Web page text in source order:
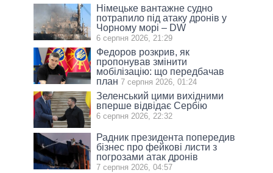
Німецьке вантажне судно
потрапило під атаку дронів у
Чорному морі – DW
6 серпня 2026, 21:29
Федоров розкрив, як
пропонував змінити
мобілізацію: що передбачав
план 7 серпня 2026, 01:24
Зеленський цими вихідними
вперше відвідає Сербію
6 серпня 2026, 22:32
Радник президента попередив
бізнес про фейкові листи з
погрозами атак дронів
7 серпня 2026, 04:57